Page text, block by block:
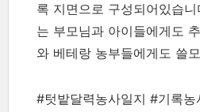
록 지면으로 구성되어있습
는 부모님과 아이들에게도
와 베테랑 농부들에게도 쓸
#텃밭달력농사일지 #기록농